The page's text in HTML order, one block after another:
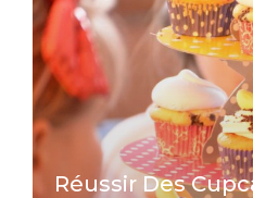
Réussir Des